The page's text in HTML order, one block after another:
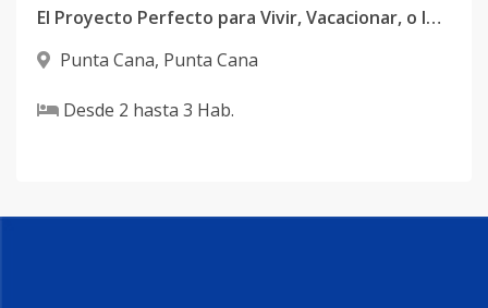
El Proyecto Perfecto para Vivir, Vacacionar, o Invertir en Punta Cana
Punta Cana, Punta Cana
Desde 2 hasta 3 Hab.